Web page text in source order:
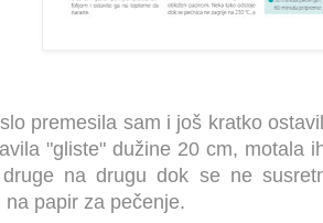
premesila sam i još kratko
"gliste" dužine 20 cm, motala
na drugu dok se ne
na papir za pečenje.